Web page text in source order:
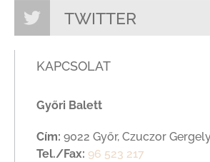
TWITTER
KAPCSOLAT
Győri Balett
Cím: 9022 Győr, Czuczor
Tel./Fax: 96 523 217